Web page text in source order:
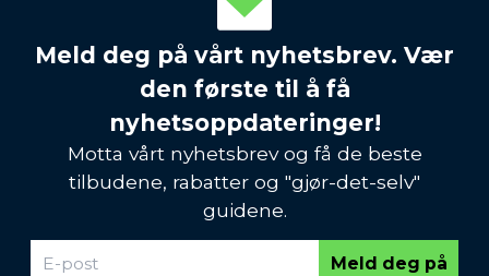
Meld deg på vårt nyhetsbrev. Vær
den første til å få
nyhetsoppdateringer!
Motta vårt nyhetsbrev og få de beste
tilbudene, rabatter og "gjør-det-selv"
guidene.
Meld deg på